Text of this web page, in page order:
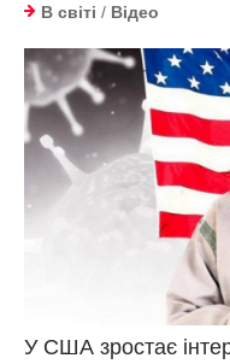
В світі / Відео
У США зростає